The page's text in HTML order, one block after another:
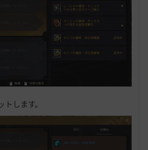
します。